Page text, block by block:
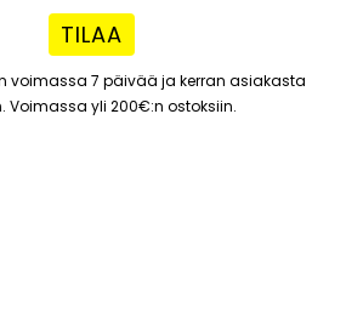
TILAA
voimassa 7 päivää ja kerran asiakasta
Voimassa yli 200€:n ostoksiin.